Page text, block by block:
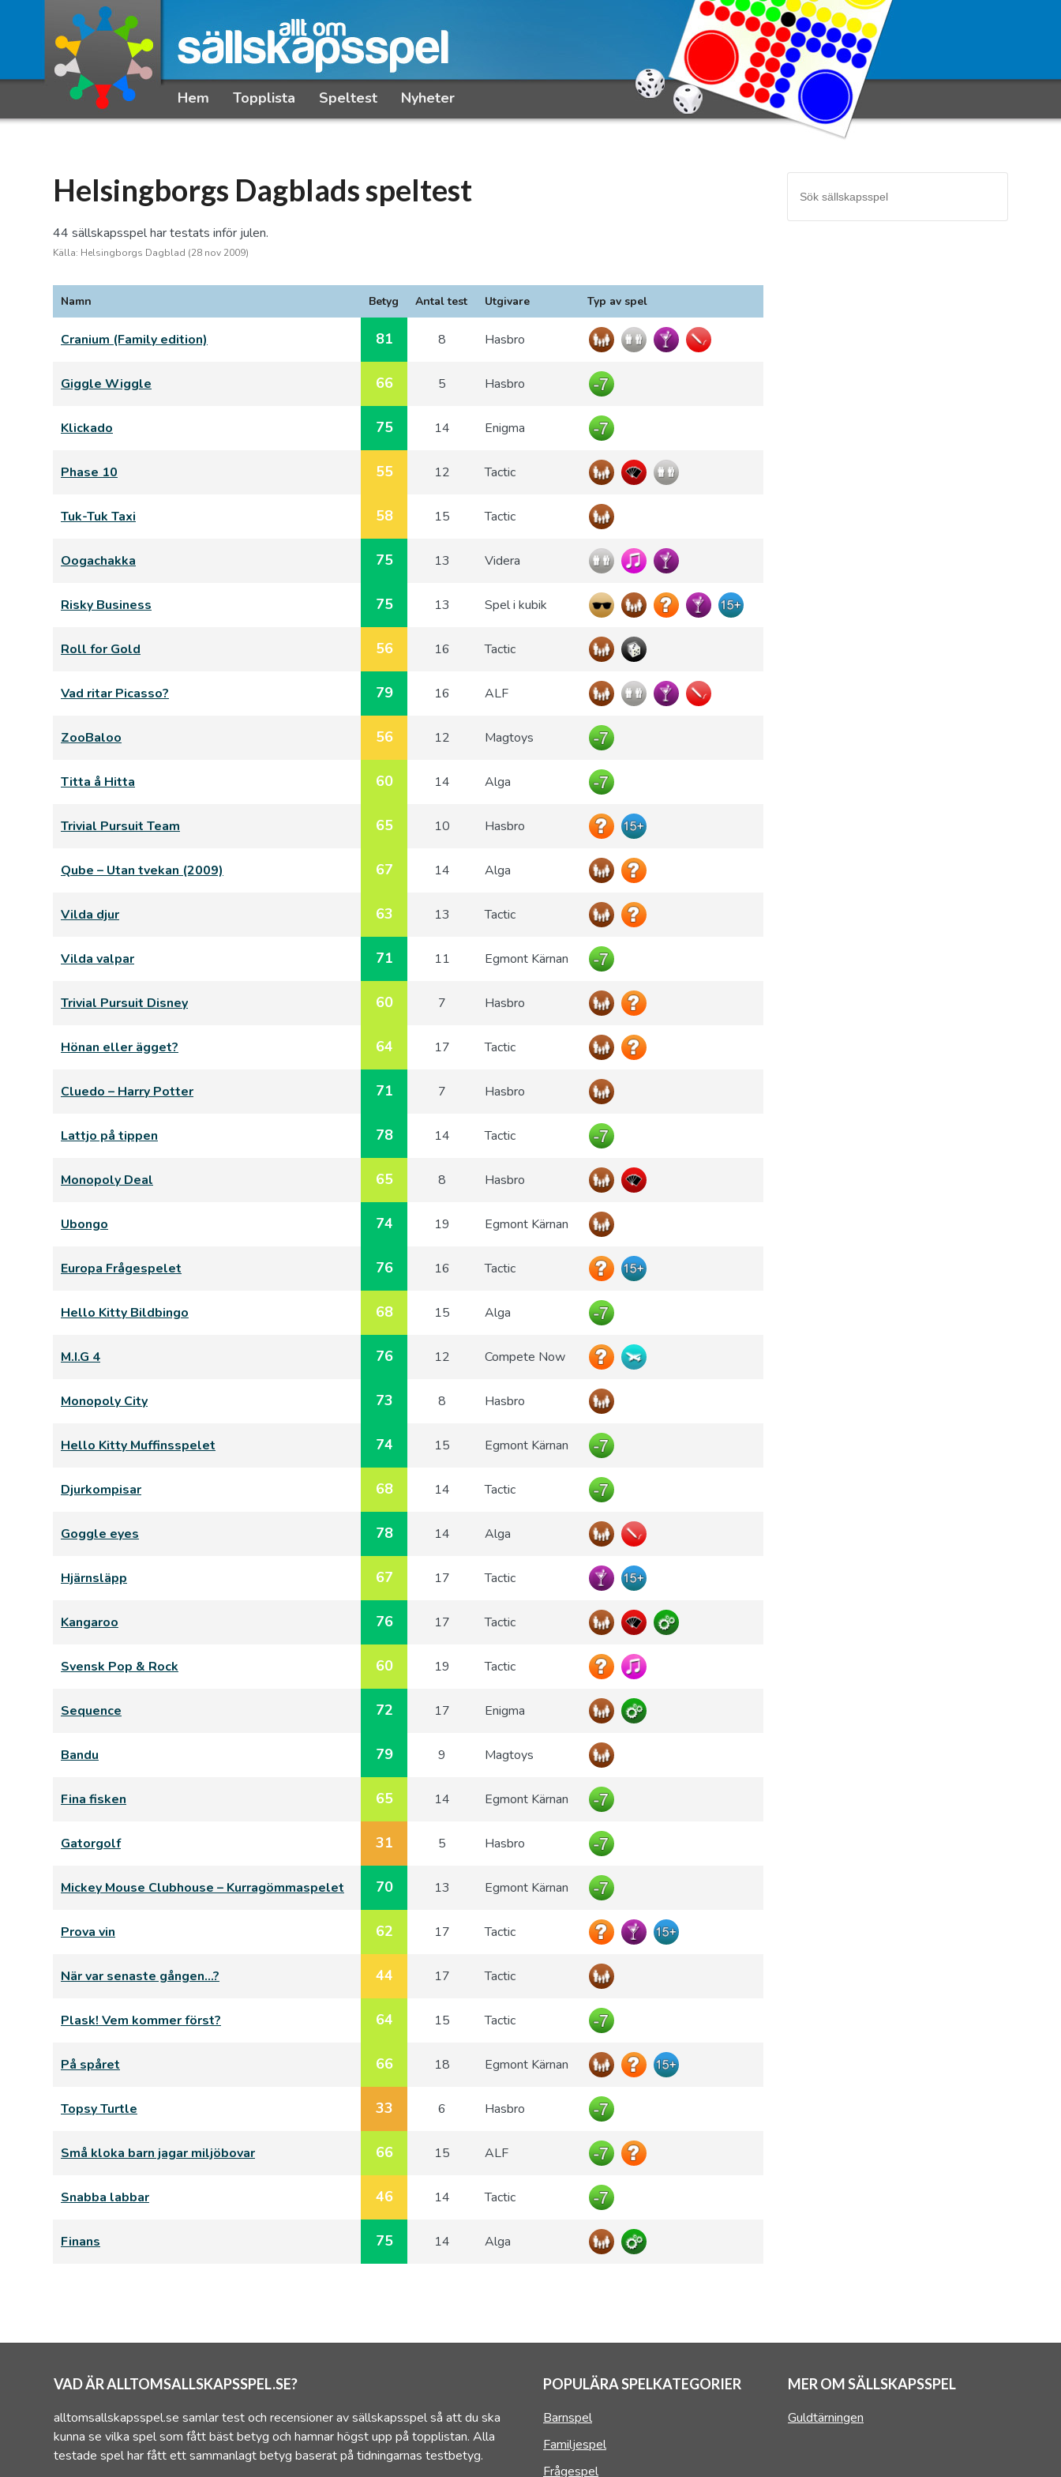
Hem Topplista Speltest Nyheter
Helsingborgs Dagblads speltest
44 sällskapsspel har testats inför julen.
Källa: Helsingborgs Dagblad (28 nov 2009)
Namn Betyg Antal test Utgivare Typ av spel
Cranium (Family edition) 81 8 Hasbro
Giggle Wiggle 66 5 Hasbro
Klickado 75 14 Enigma
Phase 10 55 12 Tactic
Tuk-Tuk Taxi 58 15 Tactic
Oogachakka 75 13 Videra
Risky Business 75 13 Spel i kubik
Roll for Gold 56 16 Tactic
Vad ritar Picasso? 79 16 ALF
ZooBaloo 56 12 Magtoys
Titta å Hitta 60 14 Alga
Trivial Pursuit Team 65 10 Hasbro
Qube – Utan tvekan (2009) 67 14 Alga
Vilda djur 63 13 Tactic
Vilda valpar 71 11 Egmont Kärnan
Trivial Pursuit Disney 60 7 Hasbro
Hönan eller ägget? 64 17 Tactic
Cluedo – Harry Potter 71 7 Hasbro
Lattjo på tippen 78 14 Tactic
Monopoly Deal 65 8 Hasbro
Ubongo 74 19 Egmont Kärnan
Europa Frågespelet 76 16 Tactic
Hello Kitty Bildbingo 68 15 Alga
M.I.G 4 76 12 Compete Now
Monopoly City 73 8 Hasbro
Hello Kitty Muffinsspelet 74 15 Egmont Kärnan
Djurkompisar 68 14 Tactic
Goggle eyes 78 14 Alga
Hjärnsläpp 67 17 Tactic
Kangaroo 76 17 Tactic
Svensk Pop & Rock 60 19 Tactic
Sequence 72 17 Enigma
Bandu 79 9 Magtoys
Fina fisken 65 14 Egmont Kärnan
Gatorgolf 31 5 Hasbro
Mickey Mouse Clubhouse – Kurragömmaspelet 70 13 Egmont Kärnan
Prova vin 62 17 Tactic
När var senaste gången…? 44 17 Tactic
Plask! Vem kommer först? 64 15 Tactic
På spåret 66 18 Egmont Kärnan
Topsy Turtle 33 6 Hasbro
Små kloka barn jagar miljöbovar 66 15 ALF
Snabba labbar 46 14 Tactic
Finans 75 14 Alga
VAD ÄR ALLTOMSALLSKAPSSPEL.SE?
alltomsallskapsspel.se samlar test och recensioner av sällskapsspel så att du ska
kunna se vilka spel som fått bäst betyg och hamnar högst upp på topplistan. Alla
testade spel har fått ett sammanlagt betyg baserat på tidningarnas testbetyg.
POPULÄRA SPELKATEGORIER
Barnspel
Familjespel
Frågespel
MER OM SÄLLSKAPSSPEL
Guldtärningen